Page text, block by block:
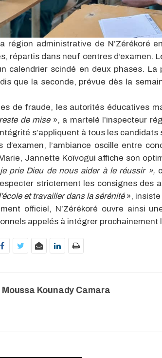
région administrative de N’Zérékoré
répartis dans neuf centres d’examen.
calendrier scindé en deux phases.
que la seconde, prévue dès la
de fraude, les autorités éducatives
de mise», a martelé l’inspecteur
s’appliquent à tous les candidats
d’examen, l’ambiance oscille entre
Marie, Jannette Koïvogui affiche son
prie Dieu de nous aider à le réussir »,
strictement les consignes des
et travailler dans la sérénité», insiste
officiel, N’Zérékoré ouvre ainsi
appelés à intégrer prochainement
Moussa Kounady Camara